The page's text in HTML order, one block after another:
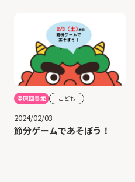
湯原図書館 こども
2024/02/03
節分ゲームであそぼう！